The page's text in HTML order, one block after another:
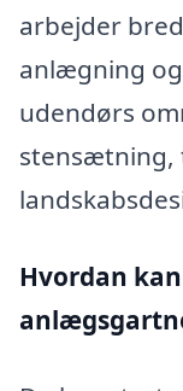
arbejder
anlægning
udendørs
stensætning,
Hvordan